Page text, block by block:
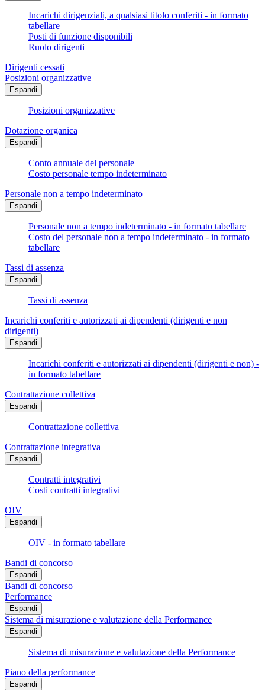
Incarichi dirigenziali, a qualsiasi titolo conferiti - in formato
tabellare
Posti di funzione disponibili
Ruolo dirigenti
Dirigenti cessati
Posizioni organizzative
Espandi
Posizioni organizzative
Dotazione organica
Espandi
Conto annuale del personale
Costo personale tempo indeterminato
Personale non a tempo indeterminato
Espandi
Personale non a tempo indeterminato - in formato tabellare
Costo del personale non a tempo indeterminato - in formato
tabellare
Tassi di assenza
Espandi
Tassi di assenza
Incarichi conferiti e autorizzati ai dipendenti (dirigenti e non
dirigenti)
Espandi
Incarichi conferiti e autorizzati ai dipendenti (dirigenti e non) -
in formato tabellare
Contrattazione collettiva
Espandi
Contrattazione collettiva
Contrattazione integrativa
Espandi
Contratti integrativi
Costi contratti integrativi
OIV
Espandi
OIV - in formato tabellare
Bandi di concorso
Espandi
Bandi di concorso
Performance
Espandi
Sistema di misurazione e valutazione della Performance
Espandi
Sistema di misurazione e valutazione della Performance
Piano della performance
Espandi